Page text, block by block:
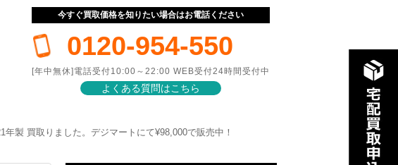
今すぐ買取価格を知りたい場合はお電話ください
0120-954-550
[年中無休]電話受付10:00～22:00 WEB受付24時間受付中
よくある質問はこちら
製 買取りました。デジマートにて¥98,000で販売中！